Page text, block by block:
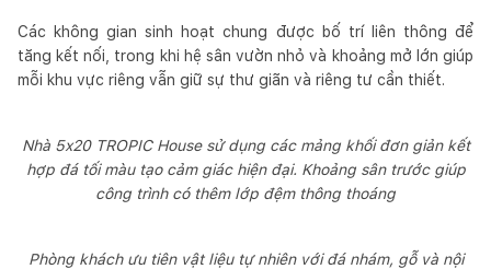
Các không gian sinh hoạt chung được bố trí liên thông để
tăng kết nối, trong khi hệ sân vườn nhỏ và khoảng mở lớn giúp
mỗi khu vực riêng vẫn giữ sự thư giãn và riêng tư cần thiết.
Nhà 5x20 TROPIC House sử dụng các mảng khối đơn giản kết
hợp đá tối màu tạo cảm giác hiện đại. Khoảng sân trước giúp
công trình có thêm lớp đệm thông thoáng
Phòng khách ưu tiên vật liệu tự nhiên với đá nhám, gỗ và nội